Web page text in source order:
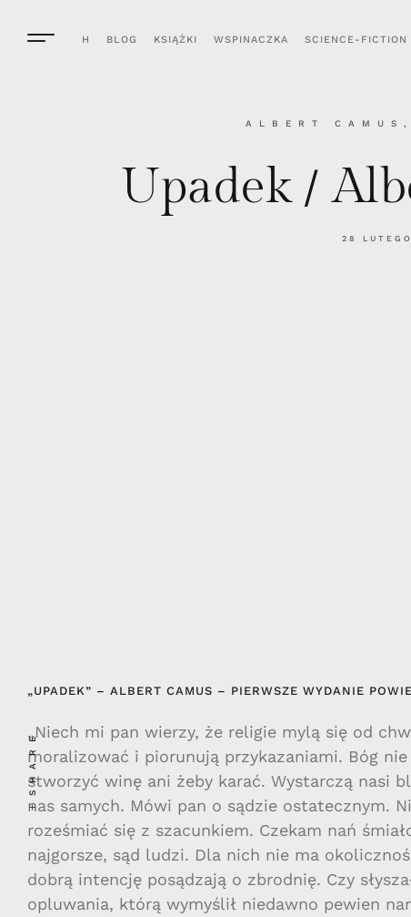
H BLOG KSIĄŻKI WSPINACZKA SCIENCE-FICTION
ALBERT CAMUS
Upadek /
28 LUTEGO
SHARE
„UPADEK” – ALBERT CAMUS – PIERWSZE WYDANIE
„Niech mi pan wierzy, że religie mylą się od
moralizować i piorunują przykazaniami. Bóg
stworzyć winę ani żeby karać. Wystarczą nasi
nas samych. Mówi pan o sądzie ostatecznym.
roześmiać się z szacunkiem. Czekam nań
najgorsze, sąd ludzi. Dla nich nie ma
dobrą intencję posądzają o zbrodnię. Czy
opluwania, którą wymyślił niedawno pewien